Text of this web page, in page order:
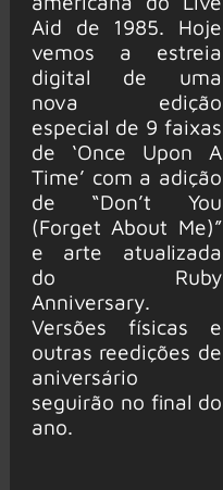
Aid de 1985. Hoje
vemos a estreia
digital de uma
nova edição
especial de 9 faixas
de ‘Once Upon A
Time’ com a adição
de “Don’t You
(Forget About Me)”
e arte atualizada
do Ruby
Anniversary.
Versões físicas e
outras reedições de
aniversário
seguirão no final do
ano.